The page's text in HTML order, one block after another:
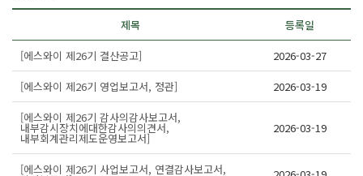
제목
등록일
[에스와이 제26기 결산공고]
2026-03-27
[에스와이 제26기 영업보고서, 정관]
2026-03-19
[에스와이 제26기 감사의감사보고서,
내부감시장치에대한감사의의견서,
내부회계관리제도운영보고서]
2026-03-19
[에스와이 제26기 사업보고서, 연결감사보고서,